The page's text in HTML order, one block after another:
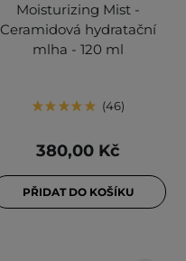
Moisturizing Mist -
Ceramidová hydratační
mlha - 120 ml
46
380,00 Kč
PŘIDAT DO KOŠÍKU